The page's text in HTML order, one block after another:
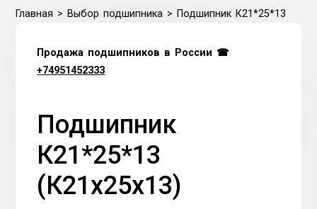
Главная > Выбор подшипника > Подшипник К21*25*13
Продажа подшипников в России ☎
+74951452333
Подшипник
К21*25*13
(К21х25х13)